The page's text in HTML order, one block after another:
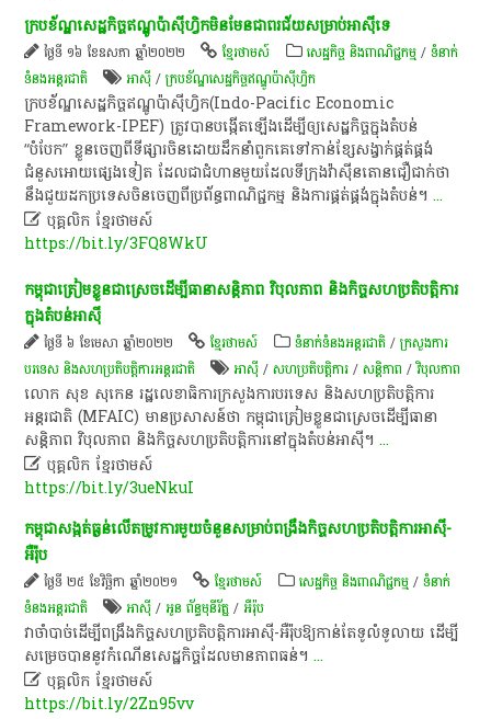
ក្របខ័ណ្ឌសេដ្ឋកិច្ចឥណ្ឌូប៉ាស៊ីហ្វិកមិនមែនជាពរជ័យសម្រាប់អាស៊ីទេ
ថ្ងៃទី ១៦ ខែឧសភា ឆ្នាំ២០២២ ខ្មែរថាមស៍ សេដ្ឋកិច្ច និងពាណិជ្ជកម្ម /ទំនាក់
ទំនងអន្តរជាតិ
អាស៊ី /ក្របខ័ណ្ឌសេដ្ឋកិច្ចឥណ្ឌូប៉ាស៊ីហ្វិក
ក្របខ័ណ្ឌសេដ្ឋកិច្ចឥណ្ឌូប៉ាស៊ីហ្វិក​(Indo-Pacific Economic
Framework-IPEF) ត្រូវបានបង្កើតឡើងដើម្បីឲ្យសេដ្ឋកិច្ចក្នុងតំបន់
“បំបែក” ខ្លួនចេញពីទីផ្សារចិនដោយដឹកនាំពួកគេទៅកាន់ខ្សែសង្វាក់ផ្គត់ផ្គង់
ជំនួសអោយផ្សេងទៀត ដែលជាជំហានមួយដែលទីក្រុងវ៉ាស៊ីនតោនជឿជាក់ថា
នឹងជួយដកប្រទេសចិនចេញពីប្រព័ន្ធពាណិជ្ជកម្ម និងការផ្គត់ផ្គង់ក្នុងតំបន់។...
 បុគ្គលិក​ ខ្មែរ​ថា​ម​ស៍​
https://bit.ly/3FQ8WkU
កម្ពុជាត្រៀមខ្លួនជាស្រេចដើម្បីធានាសន្តិភាព វិបុលភាព និងកិច្ចសហប្រតិបត្តិការ
ក្នុងតំបន់អាស៊ី
ថ្ងៃទី ៦ ខែមេសា ឆ្នាំ២០២២ ខ្មែរថាមស៍ ទំនាក់ទំនងអន្តរជាតិ /ក្រសួងការ
បរទេស និងសហប្រតិបត្តិការអន្តរជាតិ
អាស៊ី /សហប្រតិបត្តិការ /សន្តិភាព /វិបុលភាព
លោក សុខ សុកេន រដ្ឋលេខាធិការក្រសួងការបរទេស និងសហប្រតិបត្តិការ
អន្តរជាតិ (MFAIC) មានប្រសាសន៍ថា កម្ពុជាត្រៀមខ្លួនជាស្រេចដើម្បីធានា
សន្តិភាព វិបុលភាព និងកិច្ចសហប្រតិបត្តិការនៅក្នុងតំបន់អាស៊ី។...
 បុគ្គលិក​ ខ្មែរ​ថា​ម​ស៍​
https://bit.ly/3ueNkuI
​កម្ពុជា​សង្កត់ធ្ងន់​លើ​តម្រូវ​ការ​មួយ​ចំនួន​សម្រាប់​ពង្រឹង​កិច្ច​សហប្រតិបត្តិការ​អាស៊ី​-​
អឺរ៉ុប​
ថ្ងៃទី ២៥ ខែវិច្ឆិកា ឆ្នាំ២០២១ ខ្មែរថាមស៍ សេដ្ឋកិច្ច និងពាណិជ្ជកម្ម /ទំនាក់
ទំនងអន្តរជាតិ
អាស៊ី /អូន ព័ន្ធមុនីរ័ត្ន /អឺរ៉ុប
​វា​ចាំបាច់​ដើម្បី​ពង្រឹង​កិច្ច​សហប្រតិបត្តិការ​អាស៊ី​-​អឺរ៉ុប​ឱ្យ​កាន់តែ​ទូលំទូលាយ​ ​ដើម្បី​
សម្រេច​បាន​នូវ​កំណើន​សេដ្ឋកិច្ច​ដែល​មាន​ភាព​ធន់​។​...
 បុគ្គលិក​ ខ្មែរ​ថា​ម​ស៍​
https://bit.ly/2Zn95vv